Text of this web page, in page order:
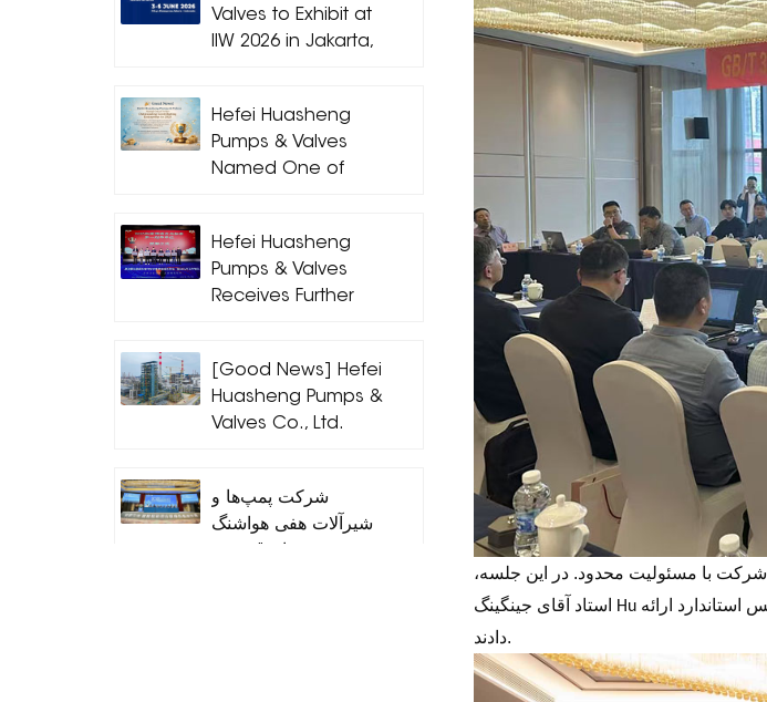
شرکت با مسئولیت محدود. در این جلسه،
استاد
آقای Huاز شرکت ما، ارائه جامعی در مورد پیشرفت و نکات کلیدی بازنگری و تهیه پیش‌نویس استاندارد ارائه
دادند.
Valves to Exhibit at
IIW 2026 in Jakarta,
Hefei Huasheng
Pumps & Valves
Named One of
Enterprises for 2025
Hefei Huasheng
Pumps & Valves
Receives Further
Quality
Development of
the Pump Industry
[Good News] Hefei
Huasheng Pumps &
Valves Co., Ltd.
شرکت پمپ‌ها و
شیرآلات هفی هواشنگ